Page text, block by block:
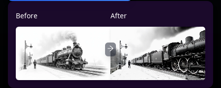
Before After